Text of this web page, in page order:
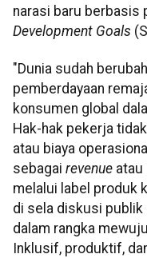
narasi baru berbasis
Development Goals
"Dunia sudah
pemberdayaan
konsumen global
Hak-hak pekerja
atau biaya
sebagai revenue atau
melalui label produk
di sela diskusi
dalam rangka
Inklusif, produktif,